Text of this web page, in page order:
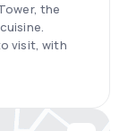
the
visit, with